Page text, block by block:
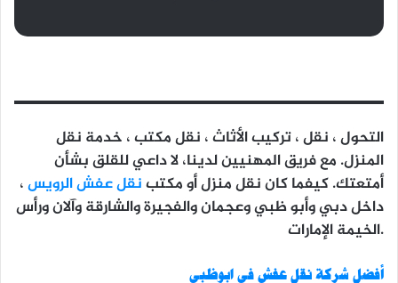
التحول ، نقل ، تركيب الأثاث ، نقل مكتب ، خدمة نقل
المنزل. مع فريق المهنيين لدينا، لا داعي للقلق بشأن
أمتعتك. كيفما كان نقل منزل أو مكتبنقل عفش الرويس،
داخل دبي وأبو ظبي وعجمان والفجيرة والشارقة وآلان ورأس
الخيمة الإمارات.
أفضل شركة نقل عفش في ابوظبي